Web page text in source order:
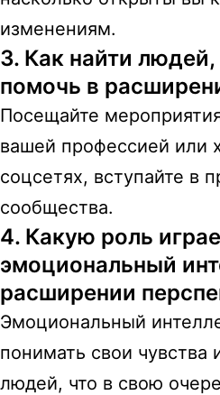
изменениям.
3. Как найти
помочь в
Посещайте
вашей профессией или
соцсетях, вступайте в
сообщества.
4. Какую роль
эмоциональный
расширении
Эмоциональный
понимать свои чувства
людей, что в свою